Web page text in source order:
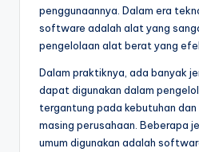
penggunaannya. Dalam era
software adalah alat yang
pengelolaan alat berat yang
Dalam praktiknya, ada banyak
dapat digunakan dalam
tergantung pada kebutuhan
masing perusahaan. Beberapa
umum digunakan adalah